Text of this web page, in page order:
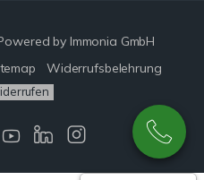
by Immonia GmbH
Widerrufsbelehrung